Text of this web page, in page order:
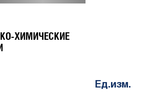
ХИМИЧЕСКИЕ
Ед.изм.